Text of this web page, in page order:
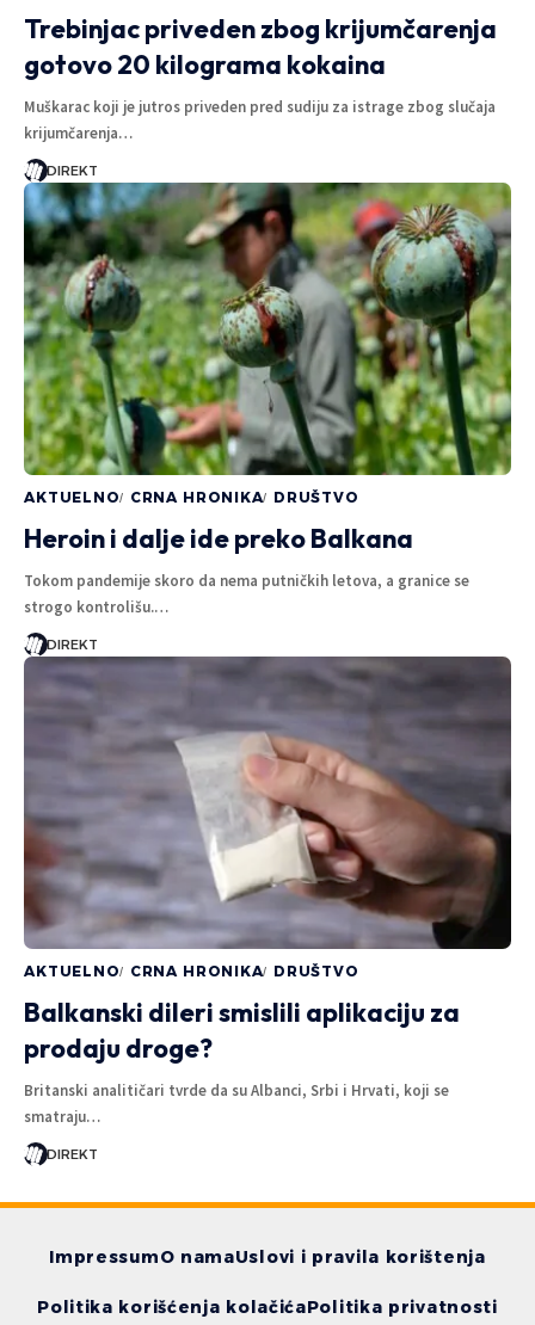
Trebinjac priveden zbog krijumčarenja
gotovo 20 kilograma kokaina
Muškarac koji je jutros priveden pred sudiju za istrage zbog slučaja
krijumčarenja…
DIREKT
AKTUELNO CRNA HRONIKA DRUŠTVO
Heroin i dalje ide preko Balkana
Tokom pandemije skoro da nema putničkih letova, a granice se
strogo kontrolišu.…
DIREKT
AKTUELNO CRNA HRONIKA DRUŠTVO
Balkanski dileri smislili aplikaciju za
prodaju droge?
Britanski analitičari tvrde da su Albanci, Srbi i Hrvati, koji se
smatraju…
DIREKT
ImpressumO namaUslovi i pravila korištenja
Politika korišćenja kolačićaPolitika privatnosti